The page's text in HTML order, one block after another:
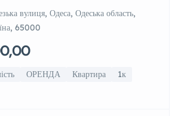
вулиця, Одеса, Одеська область,
65000
ОРЕНДА Квартира 1к